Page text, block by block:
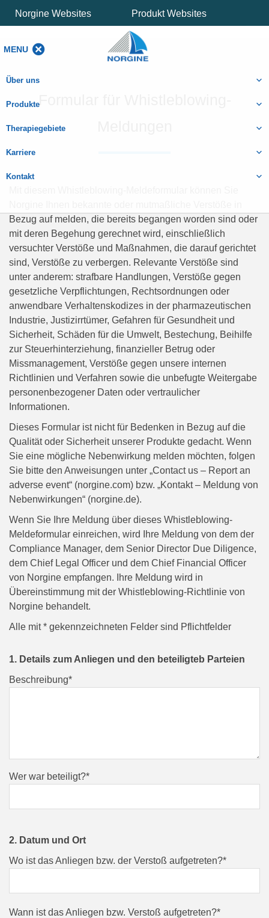
Norgine Websites Produkt Websites
MENU
Über uns
Produkte
Therapiegebiete
Karriere
Kontakt
Formular für Whistleblowing-
Bezug auf melden, die bereits begangen worden sind oder
mit deren Begehung gerechnet wird, einschließlich
versuchter Verstöße und Maßnahmen, die darauf gerichtet
sind, Verstöße zu verbergen. Relevante Verstöße sind
unter anderem: strafbare Handlungen, Verstöße gegen
gesetzliche Verpflichtungen, Rechtsordnungen oder
anwendbare Verhaltenskodizes in der pharmazeutischen
Industrie, Justizirrtümer, Gefahren für Gesundheit und
Sicherheit, Schäden für die Umwelt, Bestechung, Beihilfe
zur Steuerhinterziehung, finanzieller Betrug oder
Missmanagement, Verstöße gegen unsere internen
Richtlinien und Verfahren sowie die unbefugte Weitergabe
personenbezogener Daten oder vertraulicher
Informationen.
Dieses Formular ist nicht für Bedenken in Bezug auf die
Qualität oder Sicherheit unserer Produkte gedacht. Wenn
Sie eine mögliche Nebenwirkung melden möchten, folgen
Sie bitte den Anweisungen unter „Contact us – Report an
adverse event“ (norgine.com) bzw. „Kontakt – Meldung von
Nebenwirkungen“ (norgine.de).
Wenn Sie Ihre Meldung über dieses Whistleblowing-
Meldeformular einreichen, wird Ihre Meldung von dem der
Compliance Manager, dem Senior Director Due Diligence,
dem Chief Legal Officer und dem Chief Financial Officer
von Norgine empfangen. Ihre Meldung wird in
Übereinstimmung mit der Whistleblowing-Richtlinie von
Norgine behandelt.
Please leave this field empty.
Alle mit * gekennzeichneten Felder sind Pflichtfelder
1. Details zum Anliegen und den beteiligteb Parteien
Beschreibung*
Wer war beteiligt?*
2. Datum und Ort
Wo ist das Anliegen bzw. der Verstoß aufgetreten?*
Wann ist das Anliegen bzw. Verstoß aufgetreten?*